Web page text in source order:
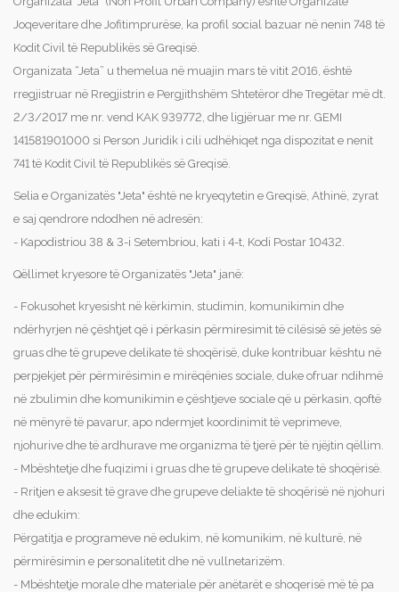
Joqeveritare dhe Jofitimprurëse, ka profil social bazuar në nenin 748 të
Kodit Civil të Republikës së Greqisë.
Organizata “Jeta” u themelua në muajin mars të vitit 2016, është
rregjistruar në Rregjistrin e Pergjithshëm Shtetëror dhe Tregëtar më dt.
2/3/2017 me nr. vend KAK 939772, dhe ligjëruar me nr. GEMI
141581901000 si Person Juridik i cili udhëhiqet nga dispozitat e nenit
741 të Kodit Civil të Republikës së Greqisë.
Selia e Organizatës "Jeta" është ne kryeqytetin e Greqisë, Athinë, zyrat
e saj qendrore ndodhen në adresën:
- Kapodistriou 38 & 3-i Setembriou, kati i 4-t, Kodi Postar 10432.
Qëllimet kryesore të Organizatës "Jeta" janë:
- Fokusohet kryesisht në kërkimin, studimin, komunikimin dhe
ndërhyrjen në çështjet që i përkasin përmiresimit të cilësisë së jetës së
gruas dhe të grupeve delikate të shoqërisë, duke kontribuar kështu në
perpjekjet për përmirësimin e mirëqënies sociale, duke ofruar ndihmë
në zbulimin dhe komunikimin e çështjeve sociale që u përkasin, qoftë
në mënyrë të pavarur, apo ndermjet koordinimit të veprimeve,
njohurive dhe të ardhurave me organizma të tjerë për të njëjtin qëllim.
- Mbështetje dhe fuqizimi i gruas dhe të grupeve delikate të shoqërisë.
- Rritjen e aksesit të grave dhe grupeve deliakte të shoqërisë në njohuri
dhe edukim:
Përgatitja e programeve në edukim, në komunikim, në kulturë, në
përmirësimin e personalitetit dhe në vullnetarizëm.
- Mbështetje morale dhe materiale për anëtarët e shoqerisë më të pa